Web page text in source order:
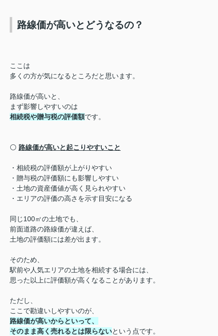
路線価が高いとどうなるの？
ここは
多くの方が気になるところだと思います。
路線価が高いと、
まず影響しやすいのは
相続税や贈与税の評価額です。
⚪️ 路線価が高いと起こりやすいこと
・相続税の評価額が上がりやすい
・贈与税の評価額にも影響しやすい
・土地の資産価値が高く見られやすい
・エリアの評価の高さを示す目安になる
同じ100㎡の土地でも、
前面道路の路線価が違えば、
土地の評価額には差が出ます。
そのため、
駅前や人気エリアの土地を相続する場合には、
思った以上に評価額が高くなることがあります。
ただし、
ここで勘違いしやすいのが、
路線価が高いからといって、
そのまま高く売れるとは限らないという点です。